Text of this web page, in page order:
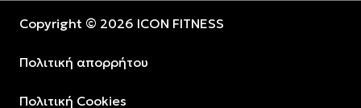
Copyright © 2026 ICON FITNESS
Πολιτική απορρήτου
Πολιτική Cookies